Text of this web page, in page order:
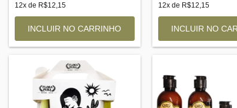
12x de R$12,15 12x de R$12,15